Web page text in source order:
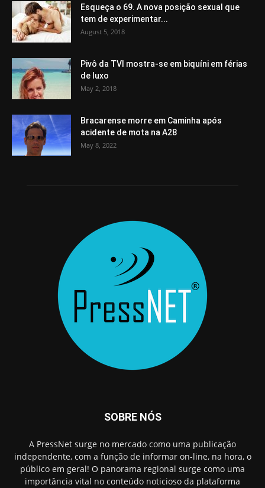
Esqueça o 69. A nova posição sexual que
tem de experimentar...
August 5, 2018
Pivô da TVI mostra-se em biquíni em férias
de luxo
May 2, 2018
Bracarense morre em Caminha após
acidente de mota na A28
May 8, 2022
SOBRE NÓS
A PressNet surge no mercado como uma publicação
independente, com a função de informar on-line, na hora, o
público em geral! O panorama regional surge como uma
importância vital no conteúdo noticioso da plataforma